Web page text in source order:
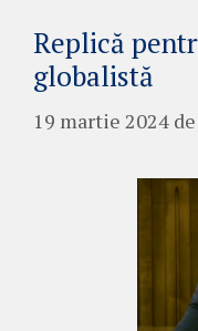
Replică
globalistă
19 martie 2024 de